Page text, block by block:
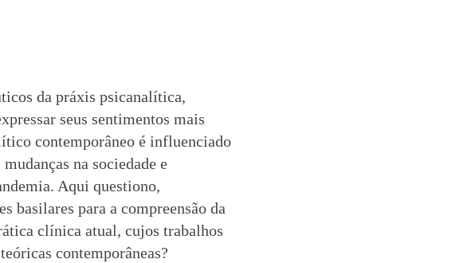
da práxis psicanalítica,
seus sentimentos mais
contemporâneo é influenciado
na sociedade e
Aqui questiono,
basilares para a compreensão da
clínica atual, cujos trabalhos
contemporâneas?